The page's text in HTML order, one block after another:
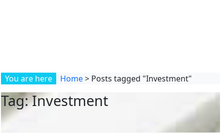
You are here Home> Posts tagged "Investment"
Tag: Investment